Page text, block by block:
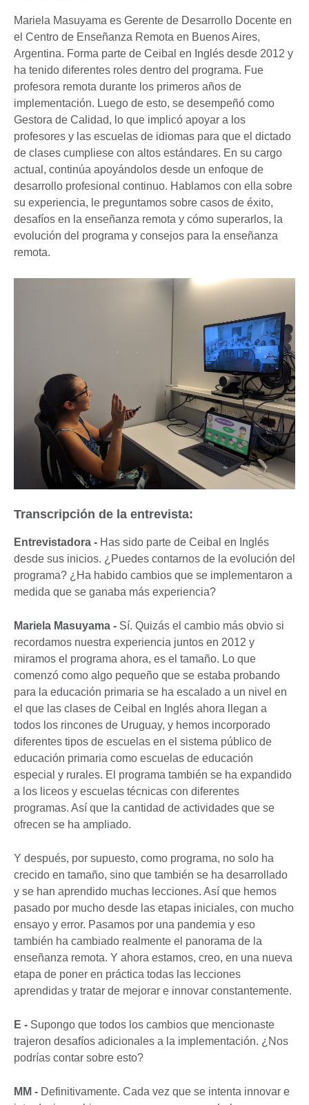
Mariela Masuyama es Gerente de Desarrollo Docente en
el Centro de Enseñanza Remota en Buenos Aires,
Argentina. Forma parte de Ceibal en Inglés desde 2012 y
ha tenido diferentes roles dentro del programa. Fue
profesora remota durante los primeros años de
implementación. Luego de esto, se desempeñó como
Gestora de Calidad, lo que implicó apoyar a los
profesores y las escuelas de idiomas para que el dictado
de clases cumpliese con altos estándares. En su cargo
actual, continúa apoyándolos desde un enfoque de
desarrollo profesional continuo. Hablamos con ella sobre
su experiencia, le preguntamos sobre casos de éxito,
desafíos en la enseñanza remota y cómo superarlos, la
evolución del programa y consejos para la enseñanza
remota.
Transcripción de la entrevista:
Entrevistadora - Has sido parte de Ceibal en Inglés
desde sus inicios. ¿Puedes contarnos de la evolución del
programa? ¿Ha habido cambios que se implementaron a
medida que se ganaba más experiencia?
Mariela Masuyama - Sí. Quizás el cambio más obvio si
recordamos nuestra experiencia juntos en 2012 y
miramos el programa ahora, es el tamaño. Lo que
comenzó como algo pequeño que se estaba probando
para la educación primaria se ha escalado a un nivel en
el que las clases de Ceibal en Inglés ahora llegan a
todos los rincones de Uruguay, y hemos incorporado
diferentes tipos de escuelas en el sistema público de
educación primaria como escuelas de educación
especial y rurales. El programa también se ha expandido
a los liceos y escuelas técnicas con diferentes
programas. Así que la cantidad de actividades que se
ofrecen se ha ampliado.
Y después, por supuesto, como programa, no solo ha
crecido en tamaño, sino que también se ha desarrollado
y se han aprendido muchas lecciones. Así que hemos
pasado por mucho desde las etapas iniciales, con mucho
ensayo y error. Pasamos por una pandemia y eso
también ha cambiado realmente el panorama de la
enseñanza remota. Y ahora estamos, creo, en una nueva
etapa de poner en práctica todas las lecciones
aprendidas y tratar de mejorar e innovar constantemente.
E - Supongo que todos los cambios que mencionaste
trajeron desafíos adicionales a la implementación. ¿Nos
podrías contar sobre esto?
MM - Definitivamente. Cada vez que se intenta innovar e